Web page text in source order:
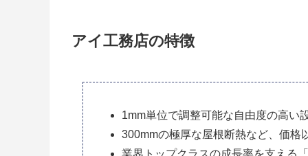
アイ工務店の特徴
1mm単位で調整可能な自由度の高い
300mmの極厚な屋根断熱など、価格